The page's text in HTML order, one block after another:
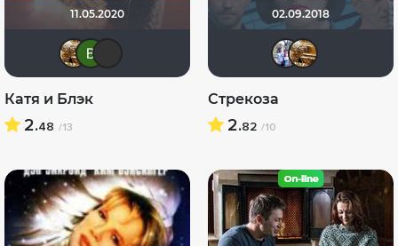
11.05.2020
Виктория Данилевская
Катя и Блэк
2.48 /13
02.09.2018
Стрекоза
2.82 /10